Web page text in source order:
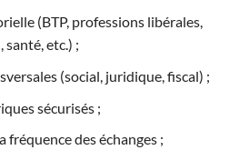
(BTP, professions libérales,
etc.) ;
(social, juridique, fiscal) ;
sécurisés ;
fréquence des échanges ;